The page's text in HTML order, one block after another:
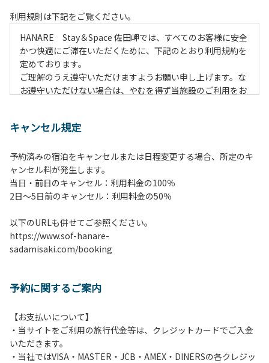
利用規則は下記をご覧ください。
HANARE Stay＆Space 佐田岬では、すべてのお客様に安全
かつ快適にご滞在いただくために、下記のとおり利用規約を
定めております。
ご理解のうえ遵守いただけますようお願い申し上げます。な
お遵守いただけない場合は、やむを得ず当施設のご利用をお
項 】
す。
2.施設内は土間スペースを含めてすべてのエリアが禁煙で
す。喫煙される方は屋外にて携帯灰皿等ご持参のうえ喫煙く
ださい。
ご予約したお客様以外の宿泊、異なる人数での利用・滞在は
お断りさせていただきます。
4.当施設の許可なく営業行為やご宿泊以外の目的でのご利用
6.敷地内の地面での直火によるBBQ等はご遠慮願います。
たします。
8.施設内外で騒ぎたてることは固く禁止させていただきま
す。
キャンセル規定
予約済みの宿泊をキャンセルまたは日程変更する場合、所定のキ
ャンセル料が発生します。
当日・前日のキャンセル：利用料金の100％
​2日～5日前のキャンセル：利用料金の50％
以下のURLも併せてご参照ください。
https://www.sof-hanare-
sadamisaki.com/booking
予約に関するご案内
【お支払いについて】
・当サイトをご利用の旅行代金等は、クレジットカードでご入金
いただきます。
・当社ではVISA・MASTER・JCB・AMEX・DINERSの各クレジッ